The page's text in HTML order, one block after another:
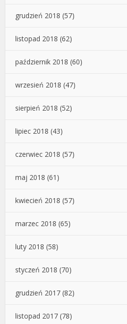
grudzień 2018 (57)
listopad 2018 (62)
październik 2018 (60)
wrzesień 2018 (47)
sierpień 2018 (52)
lipiec 2018 (43)
czerwiec 2018 (57)
maj 2018 (61)
kwiecień 2018 (57)
marzec 2018 (65)
luty 2018 (58)
styczeń 2018 (70)
grudzień 2017 (82)
listopad 2017 (78)